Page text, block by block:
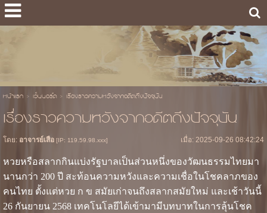
หน้าแรก> เว็บบอร์ด> เรื่องราวความหวังจากอดีตถึงปัจจุบัน
เรื่องราวความหวังจากอดีตถึงปัจจุบัน
โดย:อาจารย์เสือ [IP: 119.59.98.xxx] เมื่อ: 2025-09-26 08:42:24
หวยหรือสลากกินแบ่งรัฐบาลเป็นส่วนหนึ่งของวัฒนธรรมไทยมา
นานกว่า 200 ปี สะท้อนความหวังและความเชื่อในโชคลาภของ
คนไทย ตั้งแต่หวย ก ข สมัยเก่าจนถึงสลากสมัยใหม่ และเช้าวันนี้
26 กันยายน 2568 เทคโนโลยีได้เข้ามามีบทบาทในการลุ้นโชค